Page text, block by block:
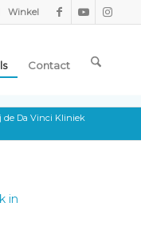
Winkel
Contact
de Da Vinci Kliniek
in